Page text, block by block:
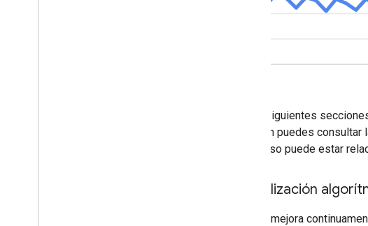
En las siguientes
También puedes consultar
descenso puede estar
Actualización
Google mejora